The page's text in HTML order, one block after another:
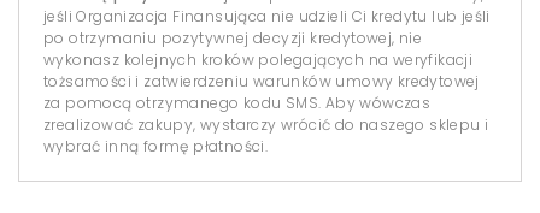
jeśli Organizacja Finansująca nie udzieli Ci kredytu lub jeśli
po otrzymaniu pozytywnej decyzji kredytowej, nie
wykonasz kolejnych kroków polegających na weryfikacji
tożsamości i zatwierdzeniu warunków umowy kredytowej
za pomocą otrzymanego kodu SMS. Aby wówczas
zrealizować zakupy, wystarczy wrócić do naszego sklepu i
wybrać inną formę płatności.